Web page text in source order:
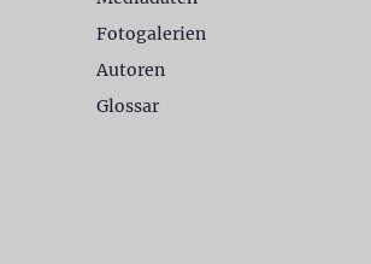
Fotogalerien
Autoren
Glossar